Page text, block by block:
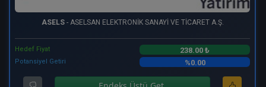
ASELS- ASELSAN ELEKTRONİK SANAYİ VE TİCARET A.Ş.
Hedef Fiyat 238.00 ₺
Potansiyel Getiri %0.00